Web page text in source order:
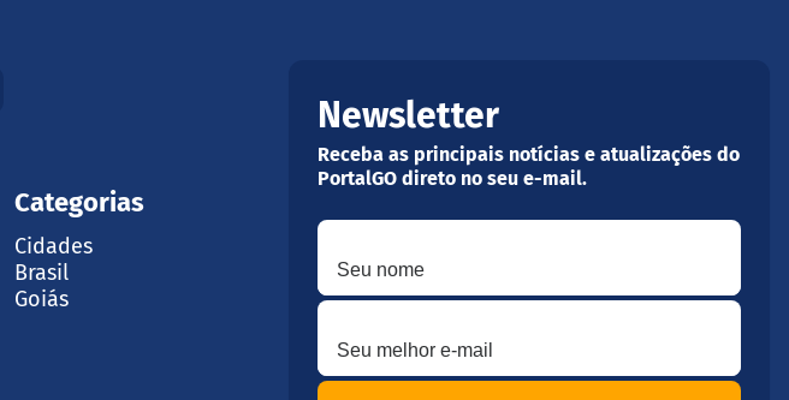
Categorias
Cidades
Brasil
Goiás
Newsletter
Receba as principais notícias e atualizações do
PortalGO direto no seu e-mail.
Seu nome
Seu melhor e-mail